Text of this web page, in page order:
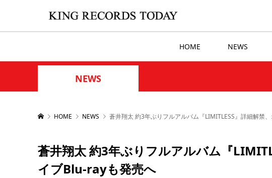
HOME NEWS
NEWS
HOME NEWS 蒼井翔太 約3年ぶりフルアルバム『LIMITLESS』詳細解禁
蒼井翔太 約3年ぶりフルアルバム『
イブBlu-rayも発売へ